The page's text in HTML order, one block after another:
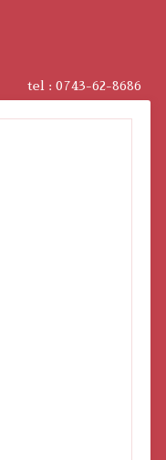
tel : 0743-62-8686